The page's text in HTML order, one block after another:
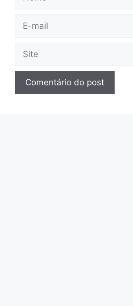
E-
Site